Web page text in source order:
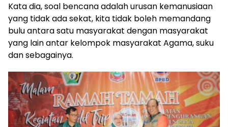
Kata dia, soal bencana adalah urusan kemanusiaan
yang tidak ada sekat, kita tidak boleh memandang
bulu antara satu masyarakat dengan masyarakat
yang lain antar kelompok masyarakat Agama, suku
dan sebagainya.